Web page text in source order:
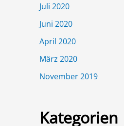
Juli 2020
Juni 2020
April 2020
März 2020
November 2019
Kategorien